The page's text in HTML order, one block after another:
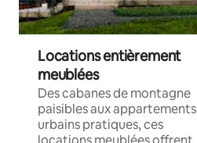
Locations entièrement
meublées
Des cabanes de montagne
paisibles aux appartements
urbains pratiques, ces